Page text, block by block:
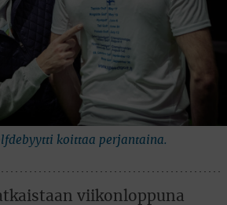
koittaa perjantaina.
viikonloppuna